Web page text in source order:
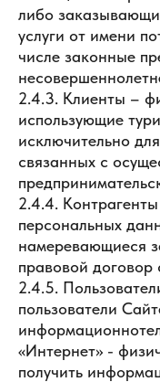
либо
услуги от имени
числе законные
2.4.3. Клиенты –
использующие
исключительно
связанных с
2.4.4.
персональных
намеревающиеся
правовой
2.4.5.
пользователи
«Интернет» -
получить